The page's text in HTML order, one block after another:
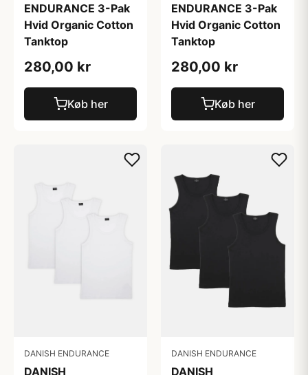
ENDURANCE 3-Pak
Hvid Organic Cotton
Tanktop
280,00 kr
Køb her
ENDURANCE 3-Pak
Hvid Organic Cotton
Tanktop
280,00 kr
Køb her
DANISH ENDURANCE
DANISH
DANISH ENDURANCE
DANISH